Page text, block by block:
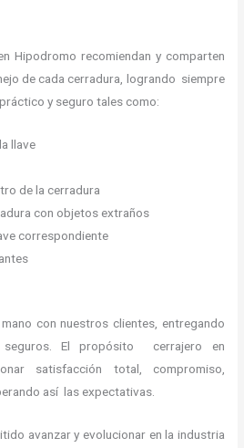
Hipodromo recomiendan y comparten
de cada cerradura, logrando siempre
y seguro tales como:
llave
de la cerradura
con objetos extraños
correspondiente
con nuestros clientes, entregando
seguros. El propósito cerrajero en
satisfacción total, compromiso,
así las expectativas.
avanzar y evolucionar en la industria